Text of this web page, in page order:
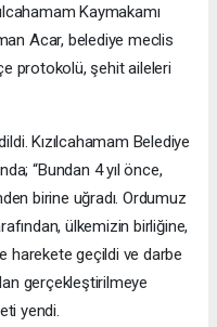
Kaymakamı
Acar, belediye meclis
protokolü, şehit aileleri
Kızılcahamam Belediye
“Bundan 4 yıl önce,
birine uğradı. Ordumuz
ülkemizin birliğine,
harekete geçildi ve darbe
gerçekleştirilmeye
yendi.